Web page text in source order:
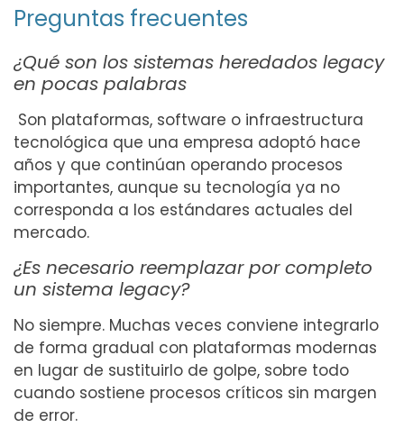
Preguntas frecuentes
¿Qué son los sistemas heredados legacy
en pocas palabras
Son plataformas, software o infraestructura
tecnológica que una empresa adoptó hace
años y que continúan operando procesos
importantes, aunque su tecnología ya no
corresponda a los estándares actuales del
mercado.
¿Es necesario reemplazar por completo
un sistema legacy?
No siempre. Muchas veces conviene integrarlo
de forma gradual con plataformas modernas
en lugar de sustituirlo de golpe, sobre todo
cuando sostiene procesos críticos sin margen
de error.